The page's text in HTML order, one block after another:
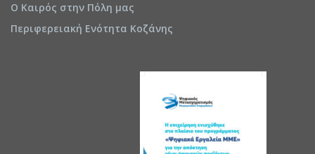
Ο Καιρός στην Πόλη μας
Περιφερειακή Ενότητα Κοζάνης